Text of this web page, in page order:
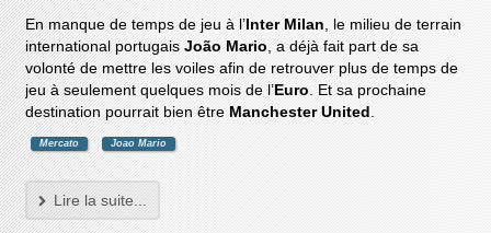
En manque de temps de jeu à l’ Inter Milan, le milieu de terrain
international portugaisJoão Mario, a déjà fait part de sa
volonté de mettre les voiles afin de retrouver plus de temps de
jeu à seulement quelques mois de l’ Euro. Et sa prochaine
destination pourrait bien être Manchester United .
Mercato Joao Mario
Lire la suite...